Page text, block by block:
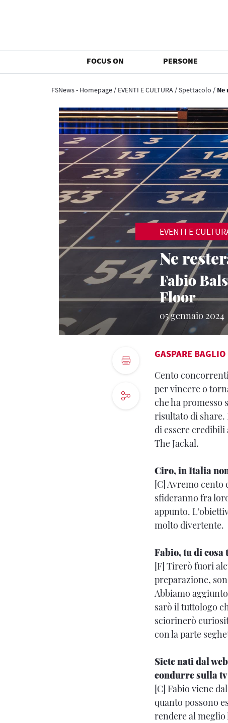
FOCUS ON PERSONE
FSNews - Homepage / EVENTI E CULTURA /Spettacolo /
EVENTI E
Ne
Fabio
Floor
05 gennaio 2024
GASPARE BAGLIO
Cento
per vincere o
che ha promesso
risultato di share.
di essere
The Jackal.
Ciro, in Italia
[C] Avremo
sfideranno fra
appunto.
molto divertente.
Fabio, tu di cosa
[F] Tirerò fuori
preparazione,
Abbiamo
sarò il tuttologo
sciorinerò
con la parte
Siete nati dal
condurre sulla
[C] Fabio viene
quanto possono
rendere al